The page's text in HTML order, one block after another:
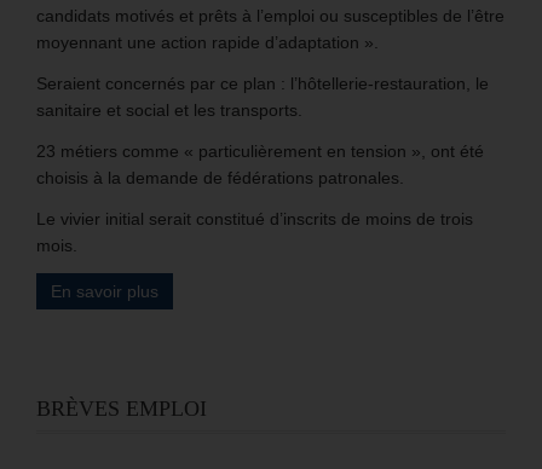
candidats motivés et prêts à l’emploi ou susceptibles de l’être
moyennant une action rapide d’adaptation ».
Seraient concernés par ce plan : l’hôtellerie-restauration, le
sanitaire et social et les transports.
23 métiers comme « particulièrement en tension », ont été
choisis à la demande de fédérations patronales.
Le vivier initial serait constitué d’inscrits de moins de trois
mois.
En savoir plus
BRÈVES EMPLOI